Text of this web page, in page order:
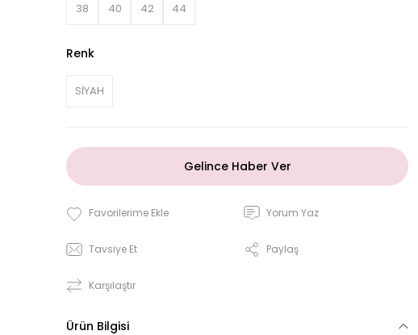
38 40 42 44
Renk
SİYAH
Gelince Haber Ver
Yorum Yaz
Tavsiye Et Paylaş
Karşılaştır
Ürün Bilgisi